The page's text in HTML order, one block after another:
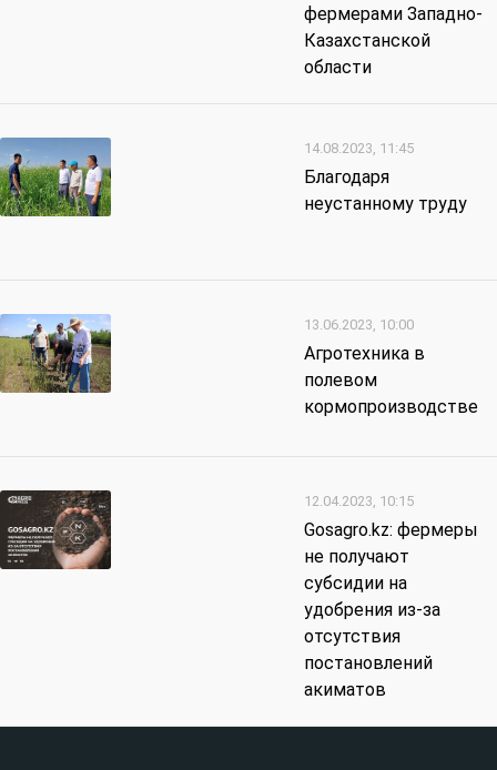
фермерами Западно-
Казахстанской
области
14.08.2023, 11:45
Благодаря
неустанному труду
13.06.2023, 10:00
Агротехника в
полевом
кормопроизводстве
12.04.2023, 10:15
Gosagro.kz: фермеры
не получают
субсидии на
удобрения из-за
отсутствия
постановлений
акиматов